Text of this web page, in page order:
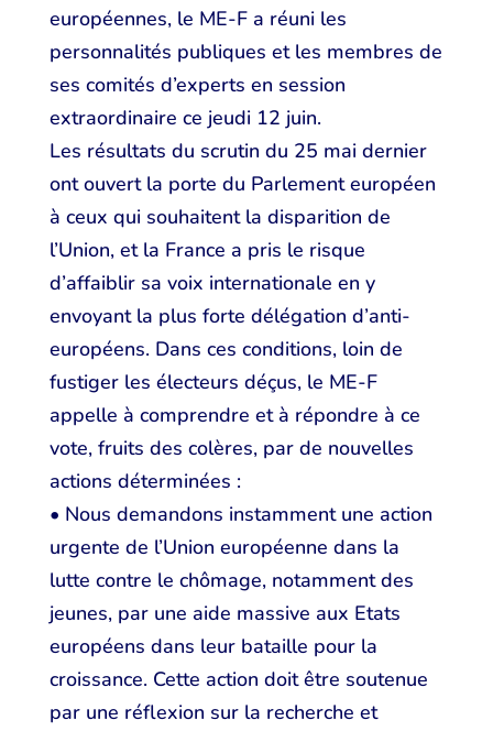
européennes, le ME-F a réuni les
personnalités publiques et les membres de
ses comités d’experts en session
extraordinaire ce jeudi 12 juin.
Les résultats du scrutin du 25 mai dernier
ont ouvert la porte du Parlement européen
à ceux qui souhaitent la disparition de
l’Union, et la France a pris le risque
d’affaiblir sa voix internationale en y
envoyant la plus forte délégation d’anti-
européens. Dans ces conditions, loin de
fustiger les électeurs déçus, le ME-F
appelle à comprendre et à répondre à ce
vote, fruits des colères, par de nouvelles
actions déterminées :
• Nous demandons instamment une action
urgente de l’Union européenne dans la
lutte contre le chômage, notamment des
jeunes, par une aide massive aux Etats
européens dans leur bataille pour la
croissance. Cette action doit être soutenue
par une réflexion sur la recherche et